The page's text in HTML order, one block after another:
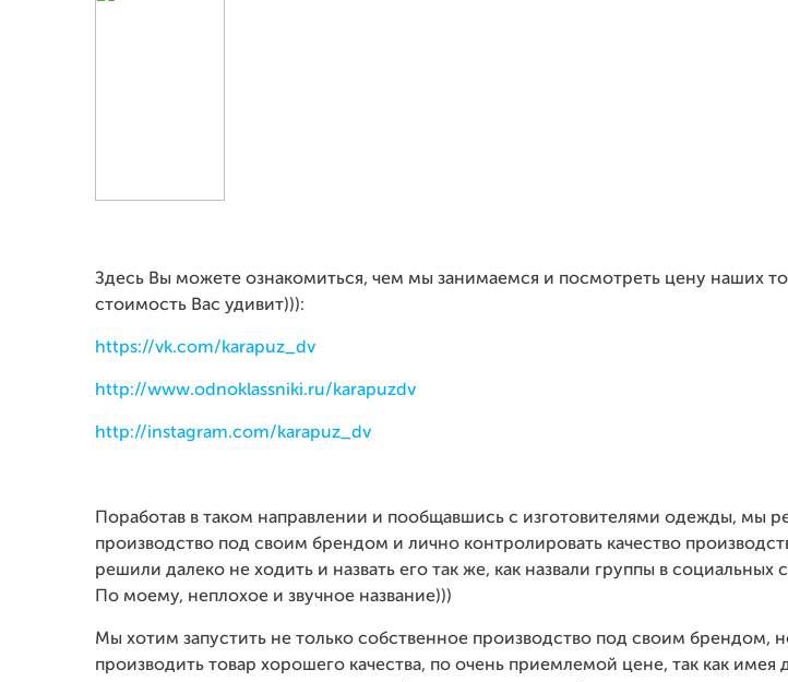
Здесь Вы можете ознакомиться, чем мы занимаемся и посмотреть цену наших
стоимость Вас удивит))):
https://vk.com/karapuz_dv
http://www.odnoklassniki.ru/karapuzdv
http://instagram.com/karapuz_dv
Поработав в таком направлении и пообщавшись с изготовителями одежды, мы
производство под своим брендом и лично контролировать качество
решили далеко не ходить и назвать его так же, как назвали группы в социальных
По моему, неплохое и звучное название)))
Мы хотим запустить не только собственное производство под своим брендом,
производить товар хорошего качества, по очень приемлемой цене, так как имея